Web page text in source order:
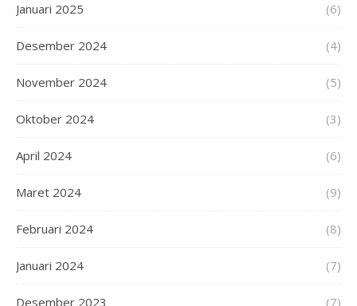
Januari 2025 (6)
Desember 2024 (4)
November 2024 (5)
Oktober 2024 (3)
April 2024 (6)
Maret 2024 (9)
Februari 2024 (8)
Januari 2024 (7)
Desember 2023 (7)